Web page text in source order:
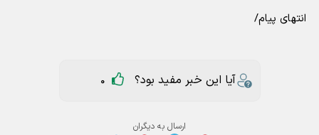
انتهای پیام/
آیا این خبر مفید بود؟ 0
ارسال به دیگران